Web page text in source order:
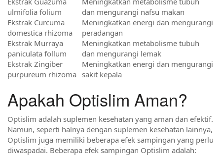
ulmifolia folium
dan mengurangi nafsu makan
Ekstrak Curcuma
domestica rhizoma
Meningkatkan energi dan mengurangi
peradangan
Ekstrak Murraya
paniculata follum
Meningkatkan metabolisme tubuh
dan mengurangi lemak
Ekstrak Zingiber
purpureum rhizoma
Meningkatkan energi dan mengurangi
sakit kepala
Apakah Optislim Aman?
Optislim adalah suplemen kesehatan yang aman dan efektif.
Namun, seperti halnya dengan suplemen kesehatan lainnya,
Optislim juga memiliki beberapa efek sampingan yang perlu
diwaspadai. Beberapa efek sampingan Optislim adalah: